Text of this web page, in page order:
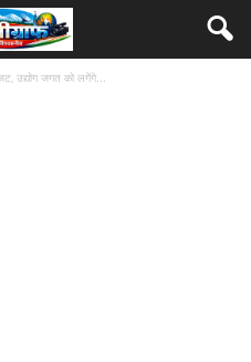
उद्योग जगत को लगेंगे...